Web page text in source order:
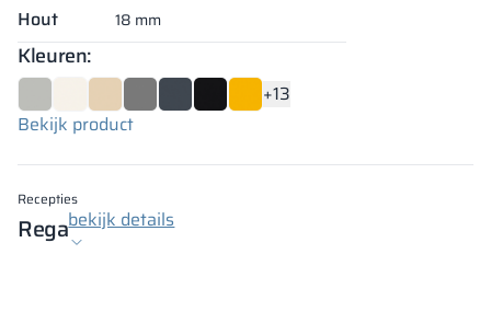
Hout 18 mm
Kleuren:
+13
Bekijk product
Recepties
Regabekijk details